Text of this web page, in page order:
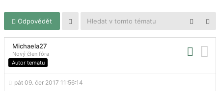
Odpovědět
Michaela27
Nový člen fóra
Autor tematu
pát 09. čer 2017 11:56:14